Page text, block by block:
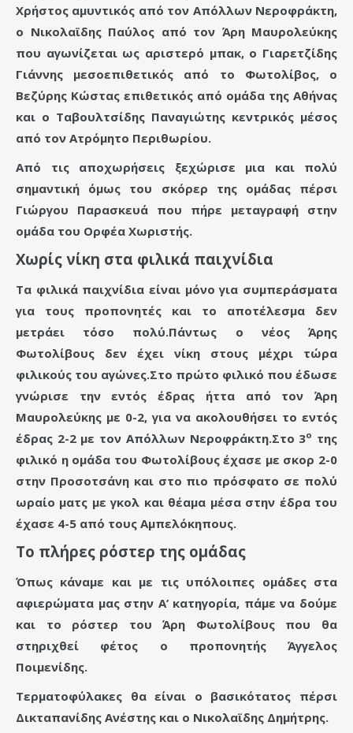
Χρήστος αμυντικός από τον Απόλλων Νεροφράκτη,
ο Νικολαϊδης Παύλος από τον Άρη Μαυρολεύκης
που αγωνίζεται ως αριστερό μπακ, ο Γιαρετζίδης
Γιάννης μεσοεπιθετικός από το Φωτολίβος, ο
Βεζύρης Κώστας επιθετικός από ομάδα της Αθήνας
και ο Ταβουλτσίδης Παναγιώτης κεντρικός μέσος
από τον Ατρόμητο Περιθωρίου.
Από τις αποχωρήσεις ξεχώρισε μια και πολύ
σημαντική όμως του σκόρερ της ομάδας πέρσι
Γιώργου Παρασκευά που πήρε μεταγραφή στην
ομάδα του Ορφέα Χωριστής.
Χωρίς νίκη στα φιλικά παιχνίδια
Τα φιλικά παιχνίδια είναι μόνο για συμπεράσματα
για τους προπονητές και το αποτέλεσμα δεν
μετράει τόσο πολύ.Πάντως ο νέος Άρης
Φωτολίβους δεν έχει νίκη στους μέχρι τώρα
φιλικούς του αγώνες.Στο πρώτο φιλικό που έδωσε
γνώρισε την εντός έδρας ήττα από τον Άρη
Μαυρολεύκης με 0-2, για να ακολουθήσει το εντός
έδρας 2-2 με τον Απόλλων Νεροφράκτη.Στο 3ο της
φιλικό η ομάδα του Φωτολίβους έχασε με σκορ 2-0
στην Προσοτσάνη και στο πιο πρόσφατο σε πολύ
ωραίο ματς με γκολ και θέαμα μέσα στην έδρα του
έχασε 4-5 από τους Αμπελόκηπους.
Το πλήρες ρόστερ της ομάδας
Όπως κάναμε και με τις υπόλοιπες ομάδες στα
αφιερώματα μας στην Α’ κατηγορία, πάμε να δούμε
και το ρόστερ του Άρη Φωτολίβους που θα
στηριχθεί φέτος ο προπονητής Άγγελος
Ποιμενίδης.
Τερματοφύλακες θα είναι ο βασικότατος πέρσι
Δικταπανίδης Ανέστης και ο Νικολαϊδης Δημήτρης.